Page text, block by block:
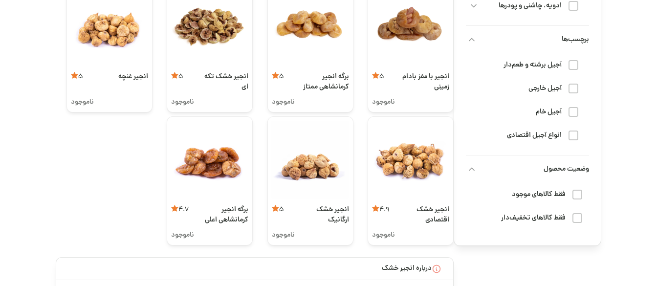
ادویه، چاشنی و پودرها
مزه و تنقلات
مهمانی، پذیرایی و مناسبتی
میوه خشک
برچسب‌ها
آجیل برشته و طعم‌دار
آجیل خارجی
آجیل خام
انواع آجیل اقتصادی
وضعیت محصول
فقط کالاهای موجود
فقط کالاهای تخفیف‌دار
انجیر با مغز بادام
زمینی
5
ناموجود
برگه انجیر
کرمانشاهی ممتاز
5
ناموجود
انجیر خشک تکه‌
ای
5
ناموجود
انجیر غنچه 5
ناموجود
انجیر خشک
اقتصادی
4.9
ناموجود
انجیر خشک
ارگانیک
5
ناموجود
برگه انجیر
کرمانشاهی اعلی
4.7
ناموجود
درباره انجیر خشک